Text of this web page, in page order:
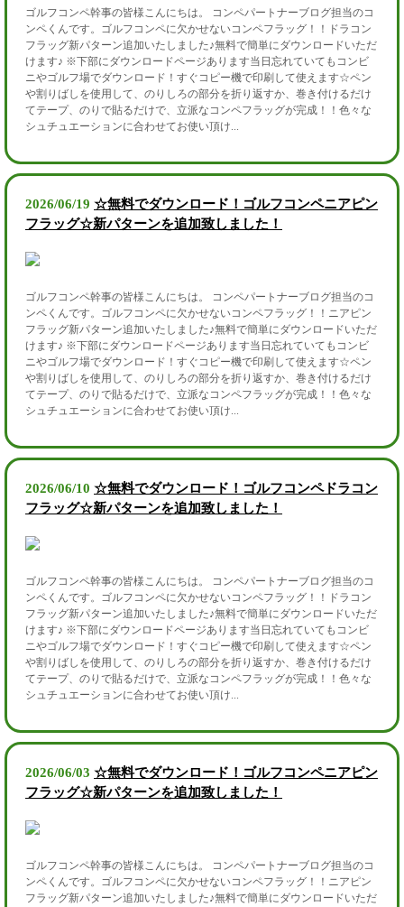
ゴルフコンペ幹事の皆様こんにちは。 コンペパートナーブログ担当のコ
ンペくんです。ゴルフコンペに欠かせないコンペフラッグ！！ドラコン
フラッグ新パターン追加いたしました♪無料で簡単にダウンロードいただ
けます♪ ※下部にダウンロードページあります当日忘れていてもコンビ
ニやゴルフ場でダウンロード！すぐコピー機で印刷して使えます☆ペン
や割りばしを使用して、のりしろの部分を折り返すか、巻き付けるだけ
てテープ、のりで貼るだけで、立派なコンペフラッグが完成！！色々な
シュチュエーションに合わせてお使い頂け...
2026/06/19 ☆無料でダウンロード！ゴルフコンペニアピン
フラッグ☆新パターンを追加致しました！
ゴルフコンペ幹事の皆様こんにちは。 コンペパートナーブログ担当のコ
ンペくんです。ゴルフコンペに欠かせないコンペフラッグ！！ニアピン
フラッグ新パターン追加いたしました♪無料で簡単にダウンロードいただ
けます♪ ※下部にダウンロードページあります当日忘れていてもコンビ
ニやゴルフ場でダウンロード！すぐコピー機で印刷して使えます☆ペン
や割りばしを使用して、のりしろの部分を折り返すか、巻き付けるだけ
てテープ、のりで貼るだけで、立派なコンペフラッグが完成！！色々な
シュチュエーションに合わせてお使い頂け...
2026/06/10 ☆無料でダウンロード！ゴルフコンペドラコン
フラッグ☆新パターンを追加致しました！
ゴルフコンペ幹事の皆様こんにちは。 コンペパートナーブログ担当のコ
ンペくんです。ゴルフコンペに欠かせないコンペフラッグ！！ドラコン
フラッグ新パターン追加いたしました♪無料で簡単にダウンロードいただ
けます♪ ※下部にダウンロードページあります当日忘れていてもコンビ
ニやゴルフ場でダウンロード！すぐコピー機で印刷して使えます☆ペン
や割りばしを使用して、のりしろの部分を折り返すか、巻き付けるだけ
てテープ、のりで貼るだけで、立派なコンペフラッグが完成！！色々な
シュチュエーションに合わせてお使い頂け...
2026/06/03 ☆無料でダウンロード！ゴルフコンペニアピン
フラッグ☆新パターンを追加致しました！
ゴルフコンペ幹事の皆様こんにちは。 コンペパートナーブログ担当のコ
ンペくんです。ゴルフコンペに欠かせないコンペフラッグ！！ニアピン
フラッグ新パターン追加いたしました♪無料で簡単にダウンロードいただ